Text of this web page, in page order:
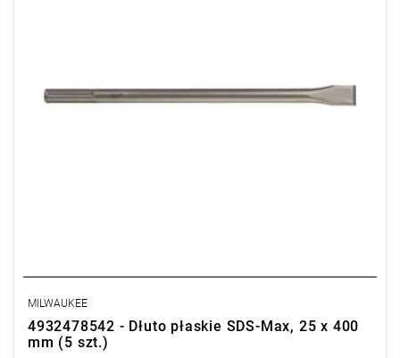
MILWAUKEE
4932478542 - Dłuto płaskie SDS-Max, 25 x 400
mm (5 szt.)